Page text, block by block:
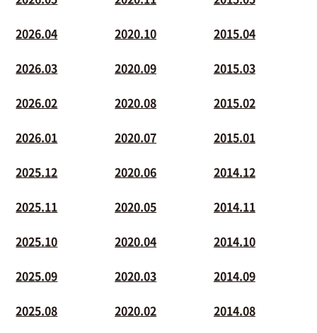
2026.04
2026.03
2026.02
2026.01
2025.12
2025.11
2025.10
2025.09
2025.08
2020.10
2020.09
2020.08
2020.07
2020.06
2020.05
2020.04
2020.03
2020.02
2015.04
2015.03
2015.02
2015.01
2014.12
2014.11
2014.10
2014.09
2014.08